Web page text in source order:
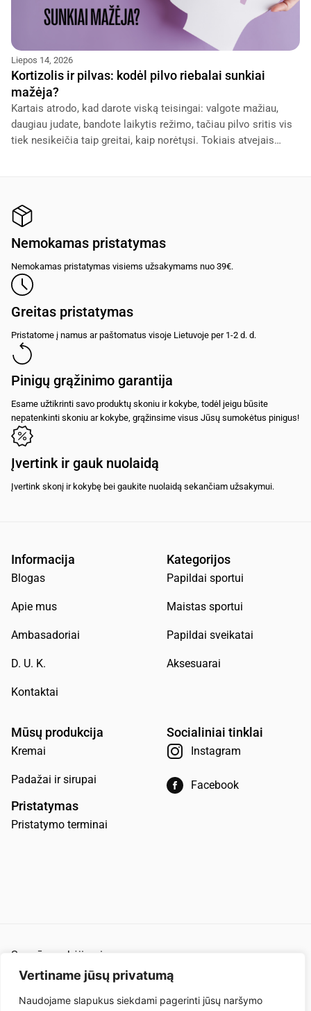
Vertiname jūsų privatumą
Naudojame slapukus siekdami pagerinti jūsų naršymo
Liepos 14, 2026
Kortizolis ir pilvas: kodėl pilvo riebalai sunkiai
mažėja?
Kartais atrodo, kad darote viską teisingai: valgote mažiau,
daugiau judate, bandote laikytis režimo, tačiau pilvo sritis vis
tiek nesikeičia taip greitai, kaip norėtųsi. Tokiais atvejais
Nemokamas pristatymas
Nemokamas pristatymas visiems užsakymams nuo 39€.
Greitas pristatymas
Pristatome į namus ar paštomatus visoje Lietuvoje per 1-2 d. d.
Pinigų grąžinimo garantija
Esame užtikrinti savo produktų skoniu ir kokybe, todėl jeigu būsite
nepatenkinti skoniu ar kokybe, grąžinsime visus Jūsų sumokėtus pinigus!
Įvertink ir gauk nuolaidą
Įvertink skonį ir kokybę bei gaukite nuolaidą sekančiam užsakymui.
Informacija
Blogas
Apie mus
Ambasadoriai
D. U. K.
Kontaktai
Kategorijos
Papildai sportui
Maistas sportui
Papildai sveikatai
Aksesuarai
Mūsų produkcija
Kremai
Padažai ir sirupai
Pristatymas
Pristatymo terminai
Socialiniai tinklai
Instagram
Facebook
Saugūs mokėjimai
Pirkimo ir pardavimo taisyklės
Privatumo politika